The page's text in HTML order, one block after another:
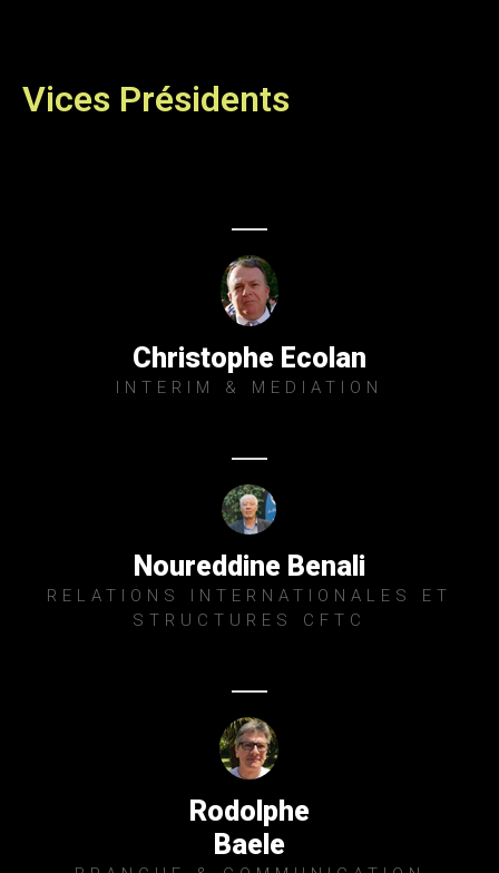
Vices Présidents
Christophe Ecolan
INTERIM & MEDIATION
Noureddine Benali
RELATIONS INTERNATIONALES ET
STRUCTURES CFTC
Rodolphe
Baele